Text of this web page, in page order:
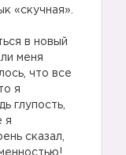
«скучная».
в новый
меня
что все
я
глупость,
я
сказал,